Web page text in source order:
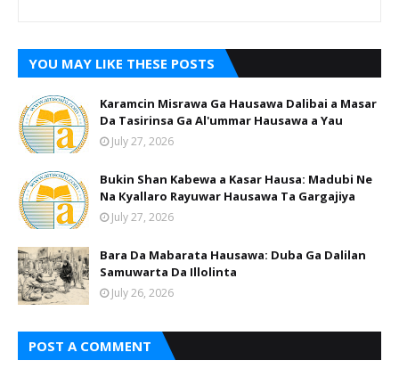
YOU MAY LIKE THESE POSTS
Karamcin Misrawa Ga Hausawa Dalibai a Masar
Da Tasirinsa Ga Al'ummar Hausawa a Yau
July 27, 2026
Bukin Shan Kabewa a Kasar Hausa: Madubi Ne
Na Кyallaro Rayuwar Hausawa Ta Gargajiya
July 27, 2026
Bara Da Mabarata Hausawa: Duba Ga Dalilan
Samuwarta Da Illolinta
July 26, 2026
POST A COMMENT